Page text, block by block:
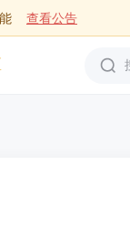
查看公告